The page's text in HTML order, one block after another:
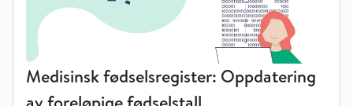
Medisinsk fødselsregister: Oppdatering